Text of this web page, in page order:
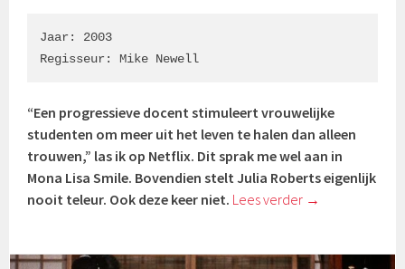
Jaar: 2003
Regisseur: Mike Newell
“Een progressieve docent stimuleert vrouwelijke
studenten om meer uit het leven te halen dan alleen
trouwen,” las ik op Netflix. Dit sprak me wel aan in
Mona Lisa Smile. Bovendien stelt Julia Roberts eigenlijk
nooit teleur. Ook deze keer niet. Lees verder →